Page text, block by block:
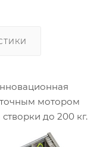
мотором
до 200 кг.